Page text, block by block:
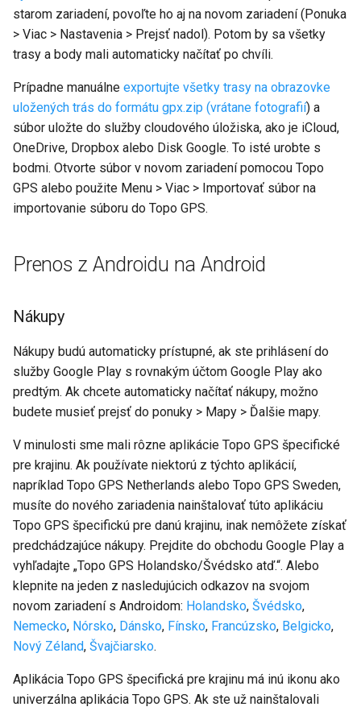
starom zariadení, povoľte ho aj na novom zariadení (Ponuka
> Viac > Nastavenia > Prejsť nadol). Potom by sa všetky
trasy a body mali automaticky načítať po chvíli.
Prípadne manuálne exportujte všetky trasy na obrazovke
uložených trás do formátu gpx.zip (vrátane fotografií) a
súbor uložte do služby cloudového úložiska, ako je iCloud,
OneDrive, Dropbox alebo Disk Google. To isté urobte s
bodmi. Otvorte súbor v novom zariadení pomocou Topo
GPS alebo použite Menu > Viac > Importovať súbor na
importovanie súboru do Topo GPS.
Prenos z Androidu na Android
Nákupy
Nákupy budú automaticky prístupné, ak ste prihlásení do
služby Google Play s rovnakým účtom Google Play ako
predtým. Ak chcete automaticky načítať nákupy, možno
budete musieť prejsť do ponuky > Mapy > Ďalšie mapy.
V minulosti sme mali rôzne aplikácie Topo GPS špecifické
pre krajinu. Ak používate niektorú z týchto aplikácií,
napríklad Topo GPS Netherlands alebo Topo GPS Sweden,
musíte do nového zariadenia nainštalovať túto aplikáciu
Topo GPS špecifickú pre danú krajinu, inak nemôžete získať
predchádzajúce nákupy. Prejdite do obchodu Google Play a
vyhľadajte „Topo GPS Holandsko/Švédsko atď.“. Alebo
klepnite na jeden z nasledujúcich odkazov na svojom
novom zariadení s Androidom: Holandsko, Švédsko,
Nemecko, Nórsko, Dánsko, Fínsko, Francúzsko, Belgicko,
Nový Zéland, Švajčiarsko.
Aplikácia Topo GPS špecifická pre krajinu má inú ikonu ako
univerzálna aplikácia Topo GPS. Ak ste už nainštalovali